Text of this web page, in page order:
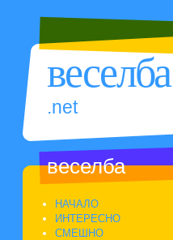
веселба
.net
веселба
НАЧАЛО
ИНТЕРЕСНО
СМЕШНО